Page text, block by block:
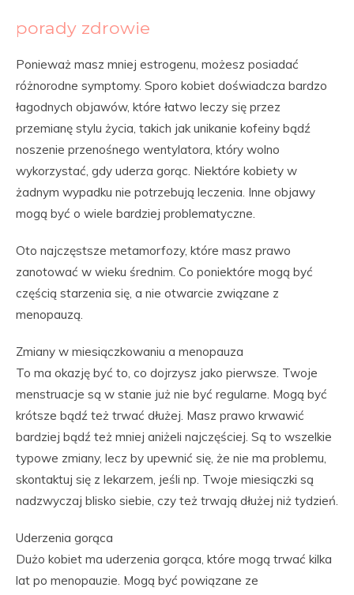
porady zdrowie
Ponieważ masz mniej estrogenu, możesz posiadać
różnorodne symptomy. Sporo kobiet doświadcza bardzo
łagodnych objawów, które łatwo leczy się przez
przemianę stylu życia, takich jak unikanie kofeiny bądź
noszenie przenośnego wentylatora, który wolno
wykorzystać, gdy uderza gorąc. Niektóre kobiety w
żadnym wypadku nie potrzebują leczenia. Inne objawy
mogą być o wiele bardziej problematyczne.
Oto najczęstsze metamorfozy, które masz prawo
zanotować w wieku średnim. Co poniektóre mogą być
częścią starzenia się, a nie otwarcie związane z
menopauzą.
Zmiany w miesiączkowaniu a menopauza
To ma okazję być to, co dojrzysz jako pierwsze. Twoje
menstruacje są w stanie już nie być regularne. Mogą być
krótsze bądź też trwać dłużej. Masz prawo krwawić
bardziej bądź też mniej aniżeli najczęściej. Są to wszelkie
typowe zmiany, lecz by upewnić się, że nie ma problemu,
skontaktuj się z lekarzem, jeśli np. Twoje miesiączki są
nadzwyczaj blisko siebie, czy też trwają dłużej niż tydzień.
Uderzenia gorąca
Dużo kobiet ma uderzenia gorąca, które mogą trwać kilka
lat po menopauzie. Mogą być powiązane ze